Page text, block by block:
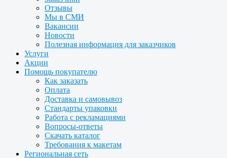
Отзывы
Мы в СМИ
Вакансии
Новости
Полезная информация для заказчиков
Услуги
Акции
Помощь покупателю
Как заказать
Оплата
Доставка и самовывоз
Стандарты упаковки
Работа с рекламациями
Вопросы-ответы
Скачать каталог
Требования к макетам
Региональная сеть